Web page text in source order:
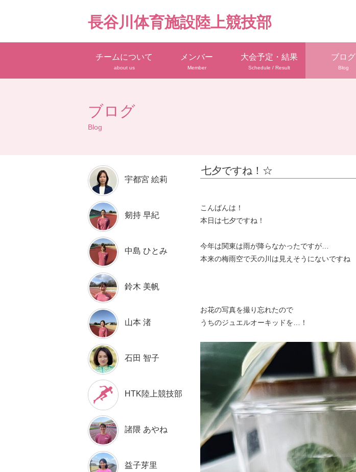
長谷川体育施設陸上競技部
チームについて
about us
メンバー
Member
大会予定・結果
Schedule / Result
ブログ
Blog
ブログ
Blog
七夕ですね！☆
こんばんは！
本日は七夕ですね！
今年は関東は雨が降らなかったですが…
本来の梅雨空で天の川は見えそうにないですね
お花の写真を撮り忘れたので
うちのジュエルオーキッドを…！
宇都宮 絵莉
剱持 早紀
中島 ひとみ
鈴木 美帆
山本 渚
石田 智子
HTK陸上競技部
諸隈 あやね
益子芽里